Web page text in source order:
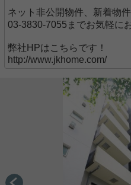
ネット非公開物件、新着物
03-3830-7055までお気軽に
弊社HPはこちらです！
http://www.jkhome.com/